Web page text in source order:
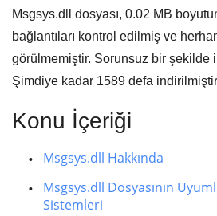
Msgsys.dll dosyası, 0.02 MB
bağlantıları kontrol edilmiş ve
görülmemiştir. Sorunsuz bir şekilde
Şimdiye kadar 1589 defa
Konu İçeriği
Msgsys.dll Hakkında
Msgsys.dll Dosyasının
Sistemleri